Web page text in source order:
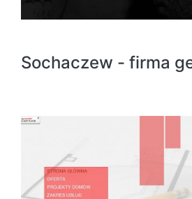
Sochaczew - firma